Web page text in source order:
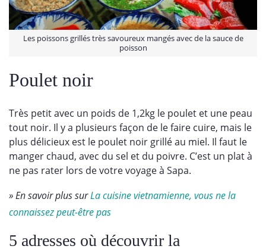
Les poissons grillés très savoureux mangés avec de la sauce de
poisson
Poulet noir
Très petit avec un poids de 1,2kg le poulet et une peau
tout noir. Il y a plusieurs façon de le faire cuire, mais le
plus délicieux est le poulet noir grillé au miel. Il faut le
manger chaud, avec du sel et du poivre. C’est un plat à
ne pas rater lors de votre voyage à Sapa.
» En savoir plus surLa cuisine vietnamienne, vous ne la
connaissez peut-être pas
5 adresses où découvrir la